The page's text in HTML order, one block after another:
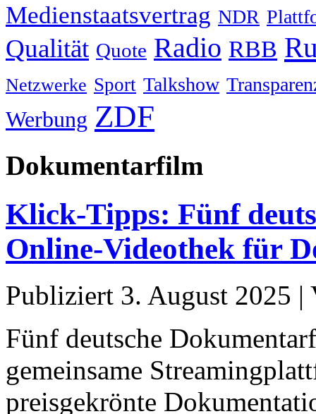
Medienstaatsvertrag NDR
Qualität Quote Radio RBB
Netzwerke Sport Talkshow
Werbung ZDF
Dokumentarfilm
Klick-Tipps: Fünf
Online-Videothek für
Publiziert 3. August 2025 |
Fünf deutsche
gemeinsame
preisgekrönte